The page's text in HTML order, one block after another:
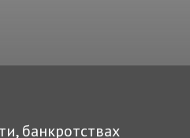
банкротствах